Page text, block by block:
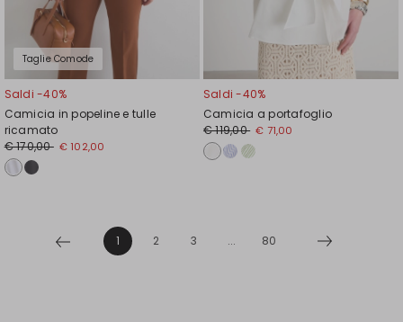
Taglie Comode
Saldi -40%
Camicia in popeline e tulle
ricamato
€ 170,00 € 102,00
Saldi -40%
Camicia a portafoglio
€ 119,00 € 71,00
1 2 3 ... 80